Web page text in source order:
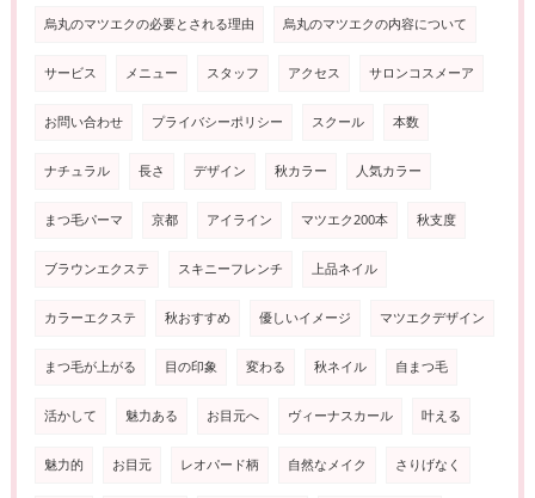
烏丸のマツエクの必要とされる理由 烏丸のマツエクの内容について
サービス メニュー スタッフ アクセス サロンコスメーア
お問い合わせ プライバシーポリシー スクール 本数
ナチュラル 長さ デザイン 秋カラー 人気カラー
まつ毛パーマ 京都 アイライン マツエク200本 秋支度
ブラウンエクステ スキニーフレンチ 上品ネイル
カラーエクステ 秋おすすめ 優しいイメージ マツエクデザイン
まつ毛が上がる 目の印象 変わる 秋ネイル 自まつ毛
活かして 魅力ある お目元へ ヴィーナスカール 叶える
魅力的 お目元 レオパード柄 自然なメイク さりげなく